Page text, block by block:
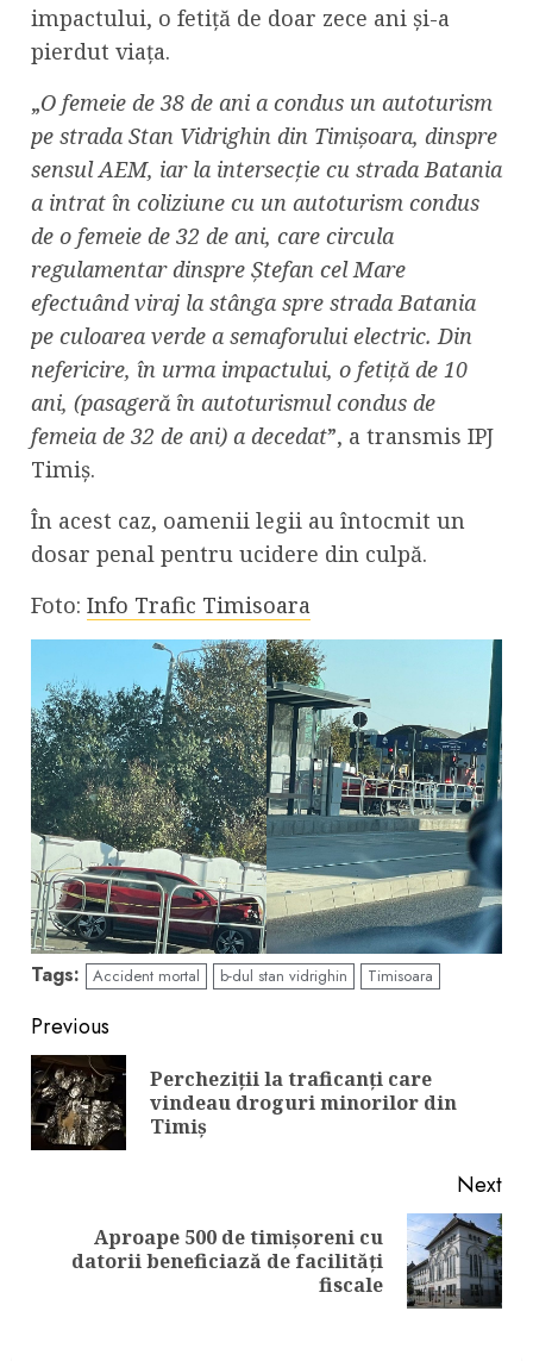
impactului, o fetiță de doar zece ani și-a
pierdut viața.
„O femeie de 38 de ani a condus un autoturism
pe strada Stan Vidrighin din Timișoara, dinspre
sensul AEM, iar la intersecție cu strada Batania
a intrat în coliziune cu un autoturism condus
de o femeie de 32 de ani, care circula
regulamentar dinspre Ștefan cel Mare
efectuând viraj la stânga spre strada Batania
pe culoarea verde a semaforului electric. Din
nefericire, în urma impactului, o fetiță de 10
ani, (pasageră în autoturismul condus de
femeia de 32 de ani) a decedat”, a transmis IPJ
Timiș.
În acest caz, oamenii legii au întocmit un
dosar penal pentru ucidere din culpă.
Foto: Info Trafic Timisoara
Tags: Accident mortal b-dul stan vidrighin Timisoara
Continue
Reading
Previous
Percheziții la traficanți care
vindeau droguri minorilor din
Timiș
Next
Next
Aproape 500 de timișoreni cu
datorii beneficiază de facilități
fiscale